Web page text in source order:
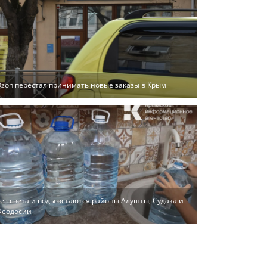
перестал принимать новые заказы в Крым
света и воды остаются районы Алушты, Судака и